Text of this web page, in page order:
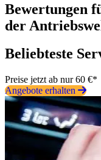
Bewertungen
der
Beliebteste
Preise jetzt ab nur 60 €*
Angebote erhalten